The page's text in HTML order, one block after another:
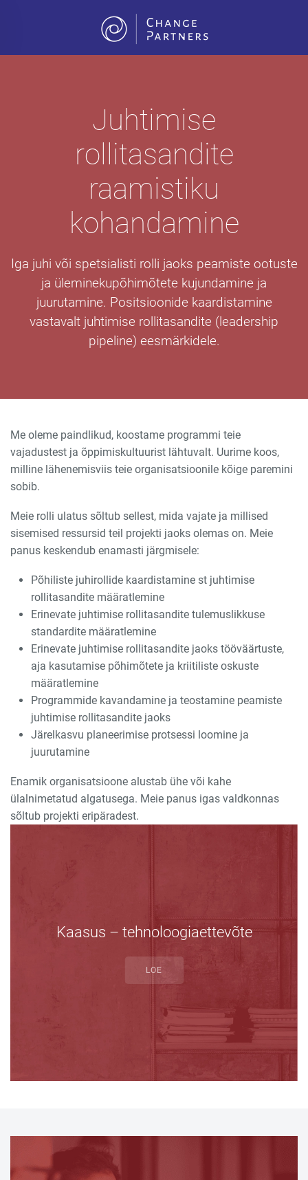
Skip to main content
Juhtimise
rollitasandite
raamistiku
kohandamine
Iga juhi või spetsialisti rolli jaoks peamiste ootuste
ja üleminekupõhimõtete kujundamine ja
juurutamine. Positsioonide kaardistamine
vastavalt juhtimise rollitasandite (leadership
pipeline) eesmärkidele.
Me oleme paindlikud, koostame programmi teie
vajadustest ja õppimiskultuurist lähtuvalt. Uurime koos,
milline lähenemisviis teie organisatsioonile kõige paremini
sobib.
Meie rolli ulatus sõltub sellest, mida vajate ja millised
sisemised ressursid teil projekti jaoks olemas on. Meie
panus keskendub enamasti järgmisele:
Põhiliste juhirollide kaardistamine st juhtimise
rollitasandite määratlemine
Erinevate juhtimise rollitasandite tulemuslikkuse
standardite määratlemine
Erinevate juhtimise rollitasandite jaoks tööväärtuste,
aja kasutamise põhimõtete ja kriitiliste oskuste
määratlemine
Programmide kavandamine ja teostamine peamiste
juhtimise rollitasandite jaoks
Järelkasvu planeerimise protsessi loomine ja
juurutamine
Enamik organisatsioone alustab ühe või kahe
ülalnimetatud algatusega. Meie panus igas valdkonnas
sõltub projekti eripäradest.
Kaasus – tehnoloogiaettevõte
LOE